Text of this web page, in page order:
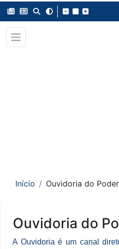
Início Ouvidoria do
Conteúdo
Ouvidoria do
A Ouvidoria é um canal